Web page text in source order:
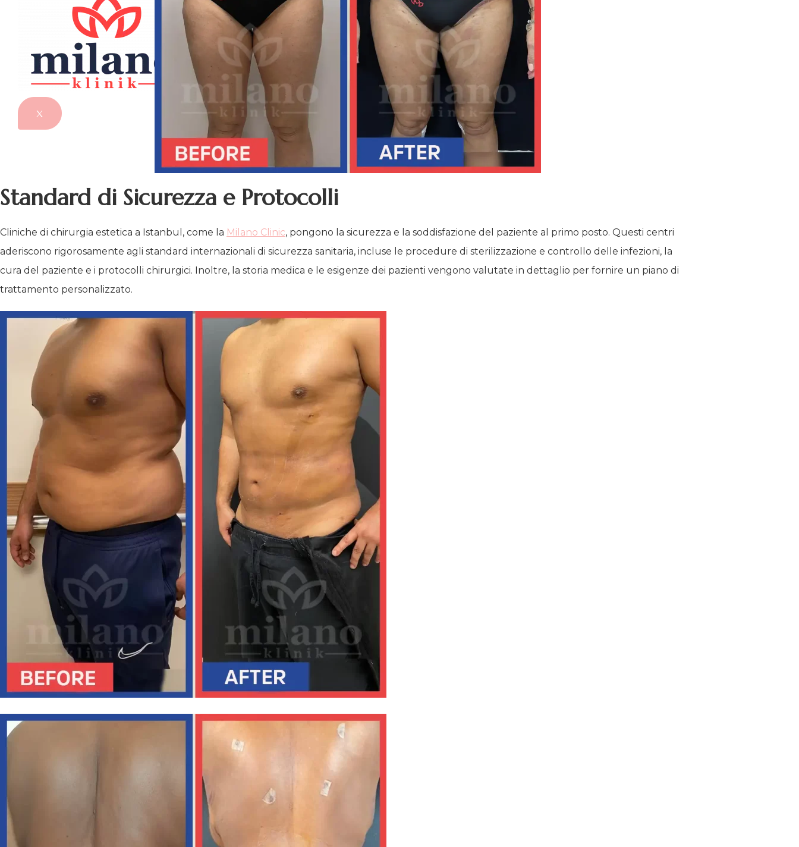
X
Standard di Sicurezza e Protocolli
Cliniche di chirurgia estetica a Istanbul, come la Milano Clinic, pongono la sicurezza e la soddisfazione del paziente al primo posto. Questi centri
aderiscono rigorosamente agli standard internazionali di sicurezza sanitaria, incluse le procedure di sterilizzazione e controllo delle infezioni, la
cura del paziente e i protocolli chirurgici. Inoltre, la storia medica e le esigenze dei pazienti vengono valutate in dettaglio per fornire un piano di
trattamento personalizzato.